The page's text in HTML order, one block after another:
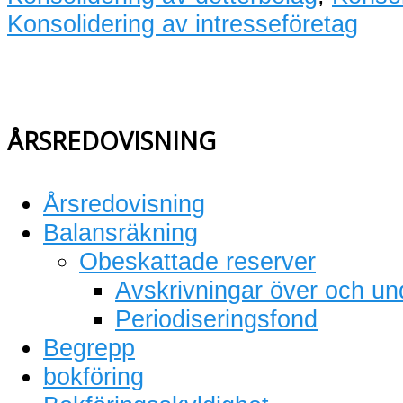
Konsolidering av intresseföretag
ÅRSREDOVISNING
Årsredovisning
Balansräkning
Obeskattade reserver
Avskrivningar över och
Periodiseringsfond
Begrepp
bokföring